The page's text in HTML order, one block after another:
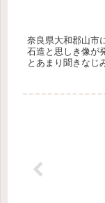
奈良県大和郡山市
石造と思しき像が発見された
とあまり聞きなじ